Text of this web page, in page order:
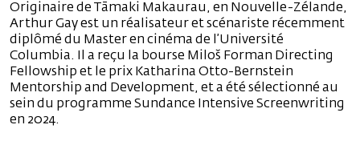
Originaire de Tāmaki Makaurau, en Nouvelle-Zélande,
Arthur Gay est un réalisateur et scénariste récemment
diplômé du Master en cinéma de l’Université
Columbia. Il a reçu la bourse Miloš Forman Directing
Fellowship et le prix Katharina Otto-Bernstein
Mentorship and Development, et a été sélectionné au
sein du programme Sundance Intensive Screenwriting
en 2024.